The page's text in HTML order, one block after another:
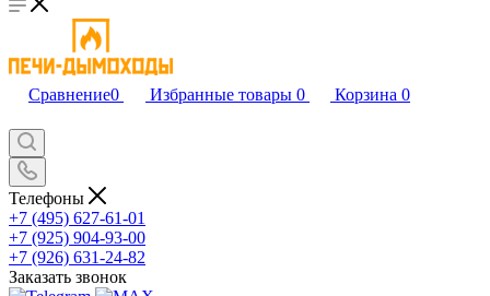
Сравнение0 Избранные товары 0 Корзина 0
Телефоны
+7 (495) 627-61-01
+7 (925) 904-93-00
+7 (926) 631-24-82
Заказать звонок